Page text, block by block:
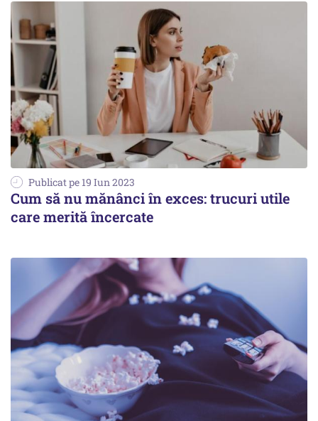
Publicat pe 19 Iun 2023
Cum să nu mănânci în exces: trucuri utile
care merită încercate